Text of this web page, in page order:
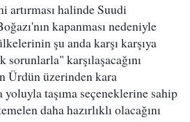
halinde Suudi
kapanması nedeniyle
şu anda karşı karşıya
karşılaşacağını
Ürdün üzerinden kara
yoluyla taşıma seçeneklerine sahip
daha hazırlıklı olacağını